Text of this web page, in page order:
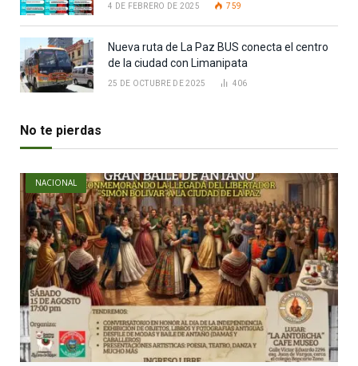
4 DE FEBRERO DE 2025 759
Nueva ruta de La Paz BUS conecta el centro
de la ciudad con Limanipata
25 DE OCTUBRE DE 2025 406
No te pierdas
NACIONAL